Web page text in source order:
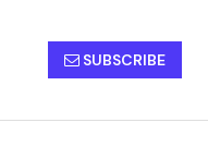
SUBSCRIBE